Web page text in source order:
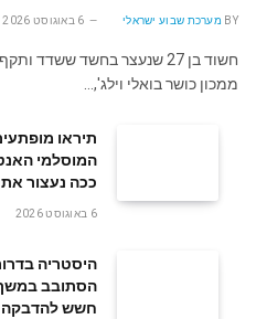
BY מערכת שבוע ישראלי 6 באוגוסט 2026
חשוד בן 27 שנעצר בחשד
ממכון כושר בואלי וילג',…
תיראו
המוסלמי
ככה נעצור
6 באוגוסט 2026
היסטריה
הסתובב במשך
חשש להדבקה